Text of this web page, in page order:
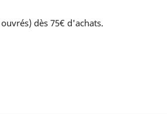
dès 75€ d'achats.